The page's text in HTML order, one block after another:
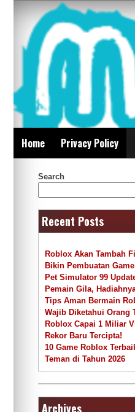
content
Home Privacy Policy
Search
Recent Posts
Roblox Akan Tambah
Bikin Pembuatan
Pet Simulator 99
Pemain Gila,
Tips Aman Bermain
Wajib Diketahui Orang
Roblox Capai 1 Miliar
Rekor Baru Tercipta!
10 Game Roblox
Teman di Tahun 2026
Archives